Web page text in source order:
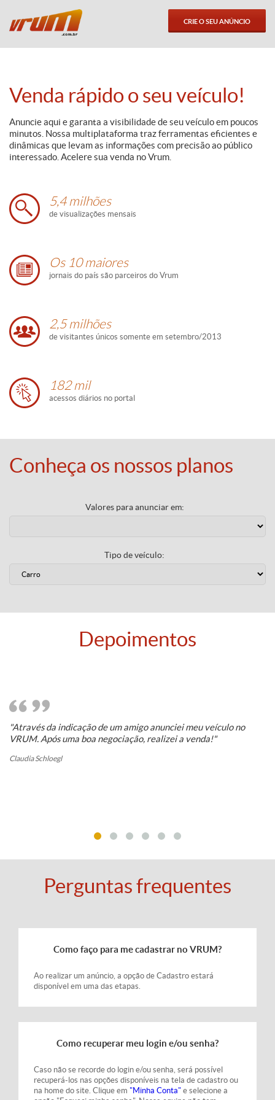
CRIE O SEU ANÚNCIO
Venda rápido o seu veículo!
Anuncie aqui e garanta a visibilidade de seu veículo em poucos
minutos. Nossa multiplataforma traz ferramentas eficientes e
dinâmicas que levam as informações com precisão ao público
interessado. Acelere sua venda no Vrum.
5,4 milhões
de visualizações mensais
Os 10 maiores
jornais do país são parceiros do Vrum
2,5 milhões
de visitantes únicos somente em setembro/2013
182 mil
acessos diários no portal
Conheça os nossos planos
Valores para anunciar em:
Tipo de veículo:
Depoimentos
"Através da indicação de um amigo anunciei meu veículo no
VRUM. Após uma boa negociação, realizei a venda!"
Claudia Schloegl
Perguntas frequentes
Como faço para me cadastrar no VRUM?
Ao realizar um anúncio, a opção de Cadastro estará
disponível em uma das etapas.
Como recuperar meu login e/ou senha?
Caso não se recorde do login e/ou senha, será possível
recuperá-los nas opções disponíveis na tela de cadastro ou
na home do site. Clique em "Minha Conta" e selecione a